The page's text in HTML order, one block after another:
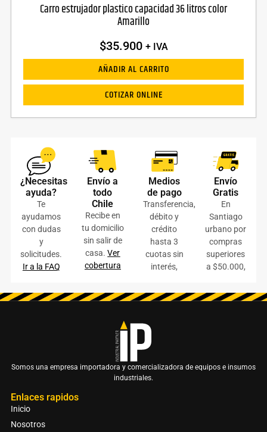
Carro estrujador plastico capacidad 36 litros color
Amarillo
$35.900 + IVA
AÑADIR AL CARRITO
COTIZAR ONLINE
¿Necesitas
ayuda?
Te
ayudamos
con dudas
y
solicitudes.
Ir a la FAQ
Envío a
todo
Chile
Recibe en
tu domicilio
sin salir de
casa.Ver
cobertura
Medios
de pago
Transferencia,
débito y
crédito
hasta 3
cuotas sin
interés,
Envío
Gratis
En
Santiago
urbano por
compras
superiores
a $50.000,
Somos una empresa importadora y comercializadora de equipos e insumos
industriales.
Enlaces rapidos
Inicio
Nosotros